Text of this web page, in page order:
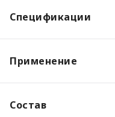
Спецификации
Применение
Состав